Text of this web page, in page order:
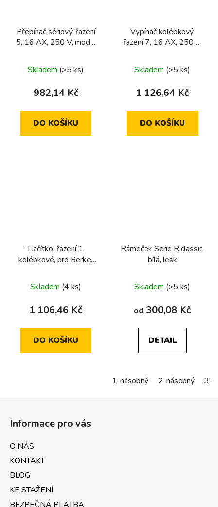
Přepínač sériový, řazení
5, 16 AX, 250 V, modul
Skladem (>5 ks)
982,14 Kč
DO KOŠÍKU
Vypínač kolébkový,
řazení 7, 16 AX, 250 V,
Skladem (>5 ks)
1 126,64 Kč
DO KOŠÍKU
Tlačítko, řazení 1,
kolébkové, pro Berker
přístroje
Skladem (4 ks)
1 106,46 Kč
DO KOŠÍKU
Rámeček Serie R.classic,
bílá, lesk
Skladem (>5 ks)
od 300,08 Kč
DETAIL
1-násobný 2-násobný 3-
Informace pro vás
O NÁS
KONTAKT
BLOG
KE STAŽENÍ
BEZPEČNÁ PLATBA